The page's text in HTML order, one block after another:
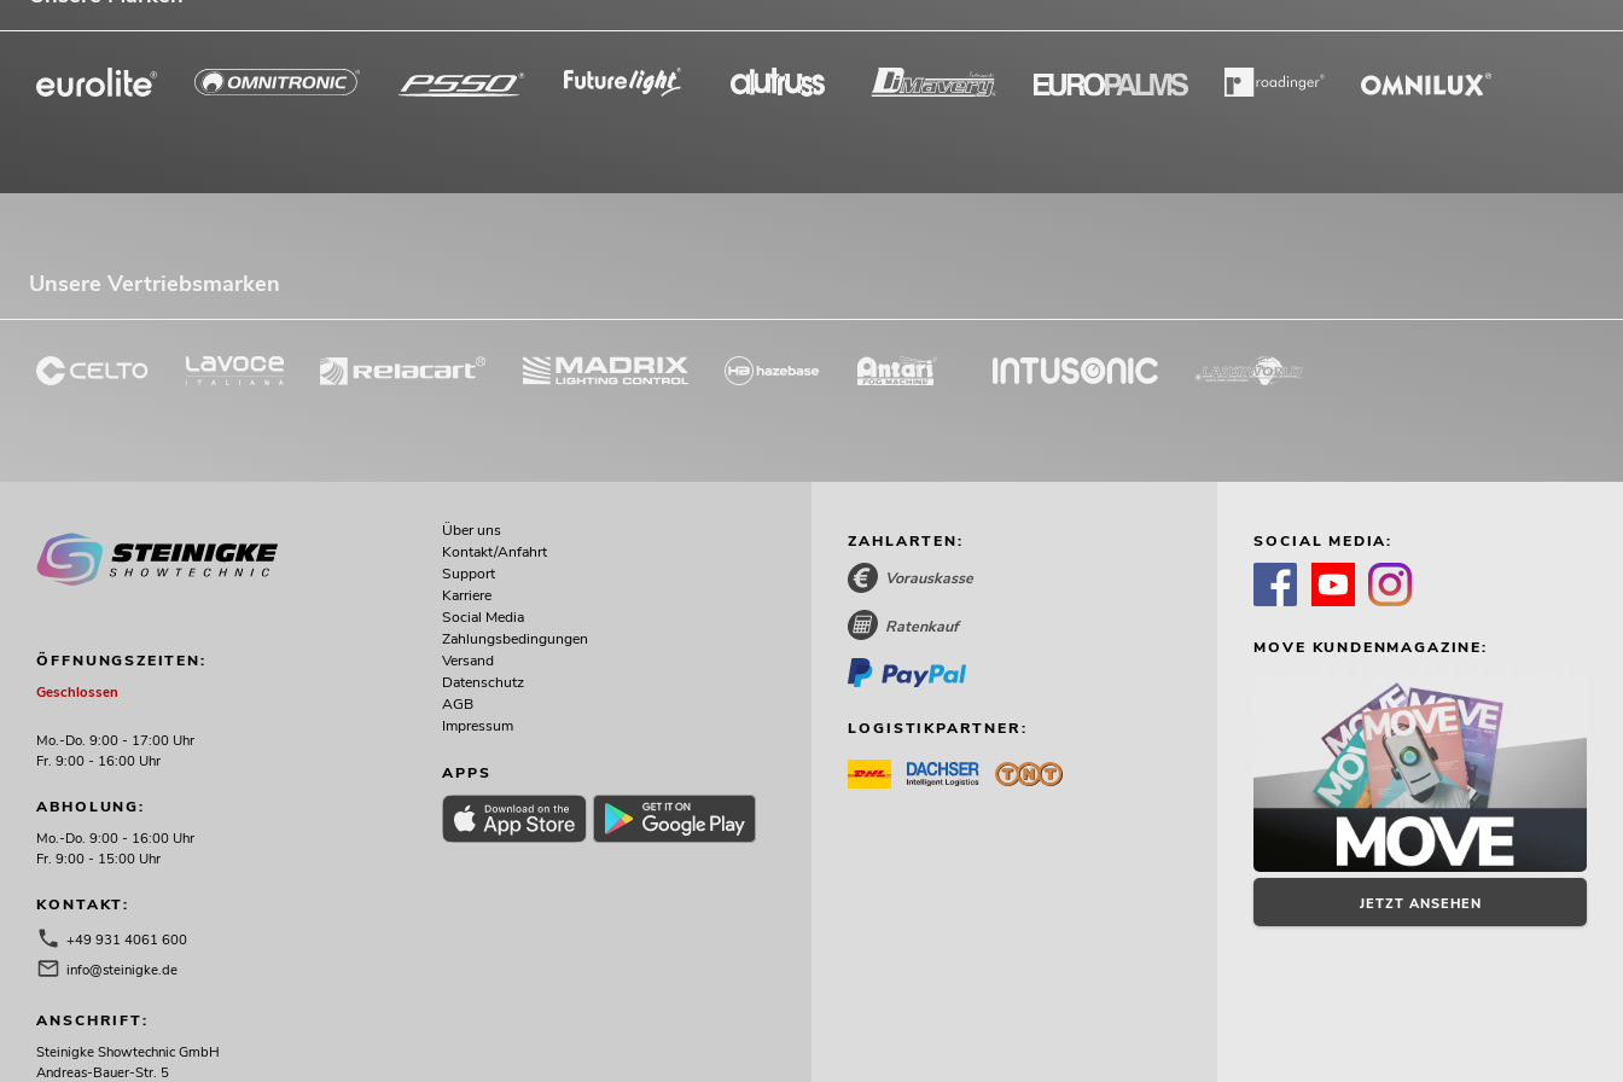
Unsere Vertriebsmarken
ÖFFNUNGSZEITEN:
Geschlossen
Mo.-Do. 9:00 - 17:00 Uhr
Fr. 9:00 - 16:00 Uhr
ABHOLUNG:
Mo.-Do. 9:00 - 16:00 Uhr
Fr. 9:00 - 15:00 Uhr
KONTAKT:
+49 931 4061 600
info@steinigke.de
ANSCHRIFT:
Steinigke Showtechnic GmbH
Andreas-Bauer-Str. 5
Über uns
Kontakt/Anfahrt
Support
Karriere
Social Media
Zahlungsbedingungen
Versand
Datenschutz
AGB
Impressum
APPS
ZAHLARTEN:
Vorauskasse
Ratenkauf
LOGISTIKPARTNER:
SOCIAL MEDIA:
MOVE KUNDENMAGAZINE:
JETZT ANSEHEN